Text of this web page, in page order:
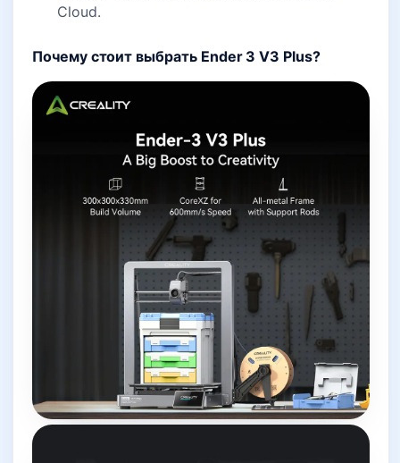
Cloud.
Почему стоит выбрать Ender 3 V3 Plus?